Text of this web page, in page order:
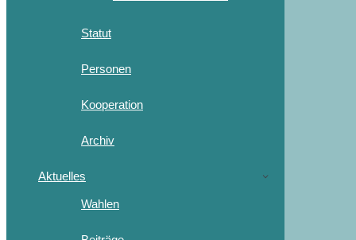
Statut
Personen
Kooperation
Archiv
Aktuelles
Wahlen